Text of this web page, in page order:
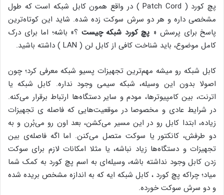
پچ کورد ( Patch Cord ) در واقع همون کابل شبکه است که طول
مشخصی داره و هر دو سرش سوکت زده شده. شاید این کوتاه‌ترین
پاسخ برای پرسش « پچ کورد شبکه چیست ؟» باشه؛ اما برای درک
کامل موضوع، باید شناخت کافی از کابل لن ( LAN ) داشته باشید.
کابل شبکه رو میشه مهم‌ترین تجهیزات پسیو شبکه معرفی کرد؛ چون
اصولا بدون این وسیله، شبکه سیمی وجود نداره. کابل شبکه یا
اترنت، بین کامپیوترها، مودم و سایر دستگاه‌ها ارتباط برقرار می‌کنه.
در شرایط عادی و مخصوصا در موقعیت‌هایی که فاصله ی تجهیزات
زیاده، ابتدا کابل رو در این مسیر می‌کشن، بعد اون رو می‌بُرن و به
دو طرفش، کانکتور یا سوکت متصل می‌کنن. اما اگه فاصله‌ی بین
تجهیزات و دستگاه‌ها زیاد نباشه، یا مثلا امکانات لازم برای سوکت
زدن کابل وجود نداشته باشه، وسیله‌ای به اسم پچ کورد به کمک شما
میاد؛ چراکه پچ کورد ، کابل شبکه ایه که به اندازه مشخص بریده شده
و دو سرش سوکت خورده.